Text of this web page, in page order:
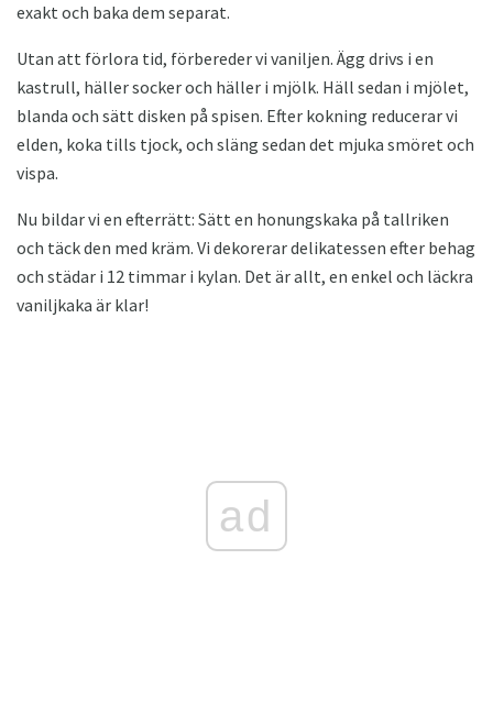
exakt och baka dem separat.
Utan att förlora tid, förbereder vi vaniljen. Ägg drivs i en
kastrull, häller socker och häller i mjölk. Häll sedan i mjölet,
blanda och sätt disken på spisen. Efter kokning reducerar vi
elden, koka tills tjock, och släng sedan det mjuka smöret och
vispa.
Nu bildar vi en efterrätt: Sätt en honungskaka på tallriken
och täck den med kräm. Vi dekorerar delikatessen efter behag
och städar i 12 timmar i kylan. Det är allt, en enkel och läckra
vaniljkaka är klar!
ad